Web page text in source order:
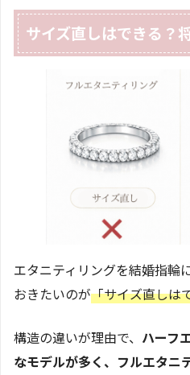
サイズ直しはできる？
エタニティリングを結婚指輪
おきたいのが「サイズ直しは
構造の違いが理由で、 ハーフ
なモデルが多く、フルエタニ